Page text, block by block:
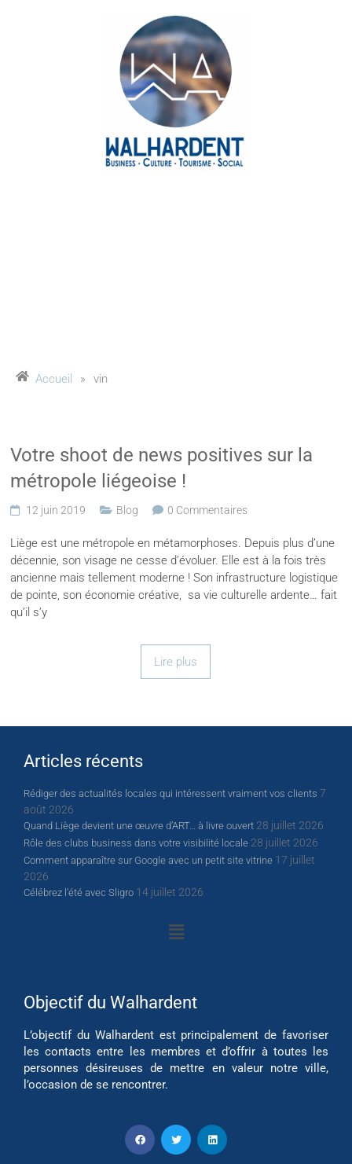
Accueil » vin
Votre shoot de news positives sur la
métropole liégeoise !
12 juin 2019 Blog 0 Commentaires
Liège est une métropole en métamorphoses. Depuis plus d’une
décennie, son visage ne cesse d’évoluer. Elle est à la fois très
ancienne mais tellement moderne ! Son infrastructure logistique
de pointe, son économie créative, sa vie culturelle ardente… fait
qu’il s’y
Lire plus
Articles récents
Rédiger des actualités locales qui intéressent vraiment vos clients 7
août 2026
Quand Liège devient une œuvre d’ART… à livre ouvert 28 juillet 2026
Rôle des clubs business dans votre visibilité locale 28 juillet 2026
Comment apparaître sur Google avec un petit site vitrine 17 juillet
2026
Célébrez l’été avec Sligro 14 juillet 2026
Objectif du Walhardent
L’objectif du Walhardent est principalement de favoriser
les contacts entre les membres et d’offrir à toutes les
personnes désireuses de mettre en valeur notre ville,
l’occasion de se rencontrer.